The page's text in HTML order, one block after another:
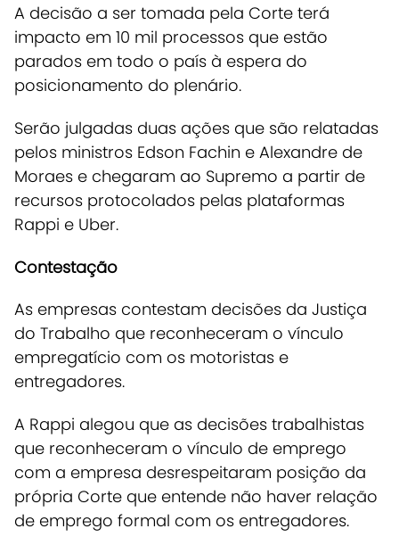
A decisão a ser tomada pela Corte terá
impacto em 10 mil processos que estão
parados em todo o país à espera do
posicionamento do plenário.
Serão julgadas duas ações que são relatadas
pelos ministros Edson Fachin e Alexandre de
Moraes e chegaram ao Supremo a partir de
recursos protocolados pelas plataformas
Rappi e Uber.
Contestação
As empresas contestam decisões da Justiça
do Trabalho que reconheceram o vínculo
empregatício com os motoristas e
entregadores.
A Rappi alegou que as decisões trabalhistas
que reconheceram o vínculo de emprego
com a empresa desrespeitaram posição da
própria Corte que entende não haver relação
de emprego formal com os entregadores.